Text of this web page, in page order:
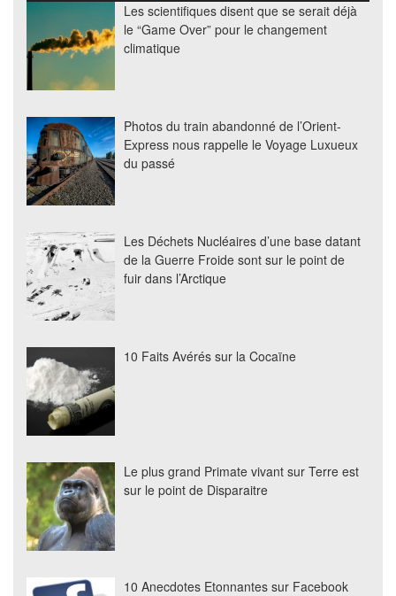
Les scientifiques disent que se serait déjà
le “Game Over” pour le changement
climatique
Photos du train abandonné de l’Orient-
Express nous rappelle le Voyage Luxueux
du passé
Les Déchets Nucléaires d’une base datant
de la Guerre Froide sont sur le point de
fuir dans l’Arctique
10 Faits Avérés sur la Cocaïne
Le plus grand Primate vivant sur Terre est
sur le point de Disparaitre
10 Anecdotes Etonnantes sur Facebook